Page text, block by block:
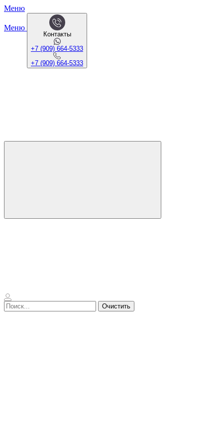
Меню
Меню
Контакты
+7 (909) 664-5333
+7 (909) 664-5333
Очистить